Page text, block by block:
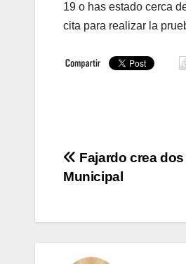
19 o has estado cerca
cita para realizar la
entradas
Fajardo crea
Municipal